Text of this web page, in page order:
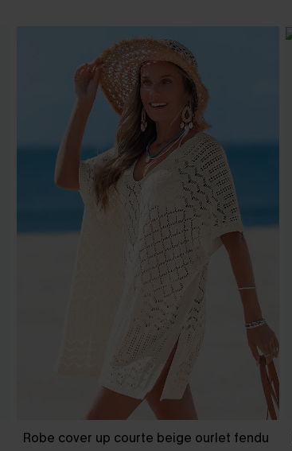
Robe cover up courte beige ourlet fendu